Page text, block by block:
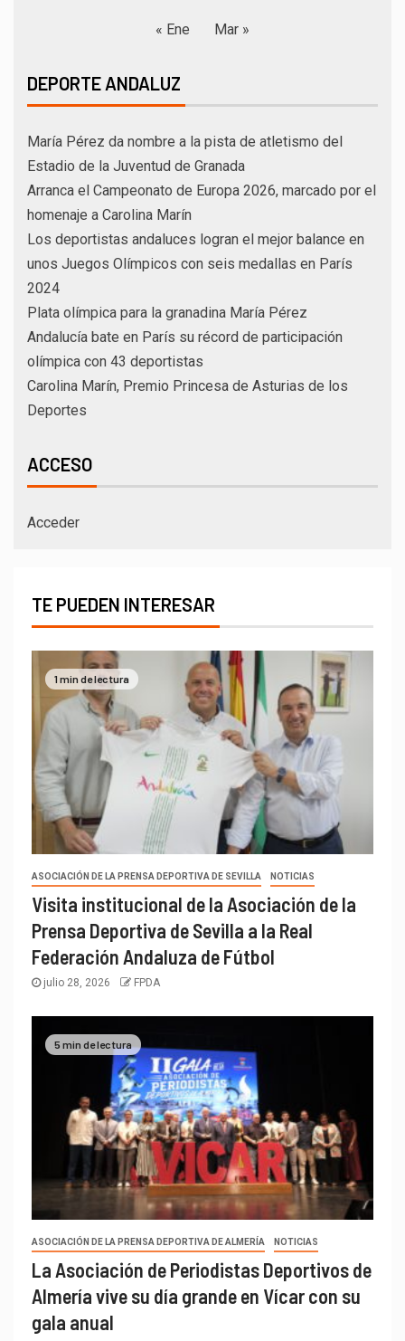
« Ene Mar »
DEPORTE ANDALUZ
María Pérez da nombre a la pista de atletismo del
Estadio de la Juventud de Granada
Arranca el Campeonato de Europa 2026, marcado por el
homenaje a Carolina Marín
Los deportistas andaluces logran el mejor balance en
unos Juegos Olímpicos con seis medallas en París
2024
Plata olímpica para la granadina María Pérez
Andalucía bate en París su récord de participación
olímpica con 43 deportistas
Carolina Marín, Premio Princesa de Asturias de los
Deportes
ACCESO
Acceder
TE PUEDEN INTERESAR
1 min de lectura
ASOCIACIÓN DE LA PRENSA DEPORTIVA DE SEVILLA NOTICIAS
Visita institucional de la Asociación de la
Prensa Deportiva de Sevilla a la Real
Federación Andaluza de Fútbol
julio 28, 2026 FPDA
5 min de lectura
ASOCIACIÓN DE LA PRENSA DEPORTIVA DE ALMERÍA NOTICIAS
La Asociación de Periodistas Deportivos de
Almería vive su día grande en Vícar con su
gala anual